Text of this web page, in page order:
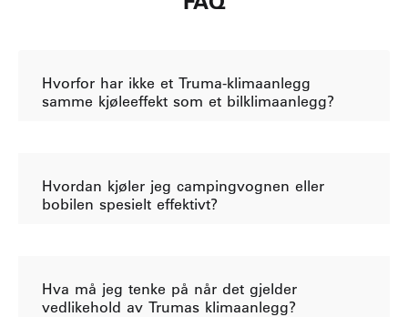
Hvorfor har ikke et Truma-klimaanlegg
samme kjøleeffekt som et bilklimaanlegg?
Hvordan kjøler jeg campingvognen eller
bobilen spesielt effektivt?
Hva må jeg tenke på når det gjelder
vedlikehold av Trumas klimaanlegg?